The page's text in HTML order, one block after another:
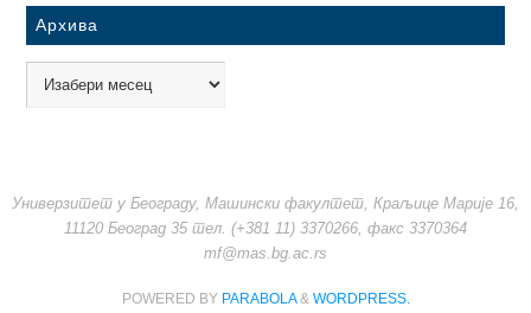
Архива
Универзитет у Београду, Машински факултет, Краљице Марије 16,
11120 Београд 35 тел. (+381 11) 3370266, факс 3370364
mf@mas.bg.ac.rs
POWERED BY PARABOLA& WORDPRESS.